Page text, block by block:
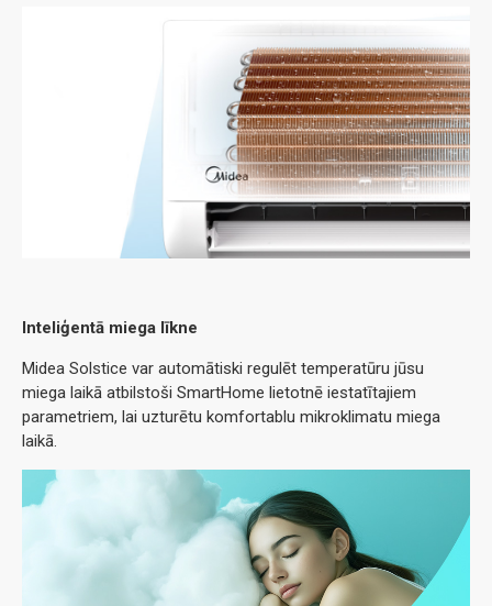
Inteliģentā miega līkne
Midea Solstice var automātiski regulēt temperatūru jūsu
miega laikā atbilstoši SmartHome lietotnē iestatītajiem
parametriem, lai uzturētu komfortablu mikroklimatu miega
laikā.